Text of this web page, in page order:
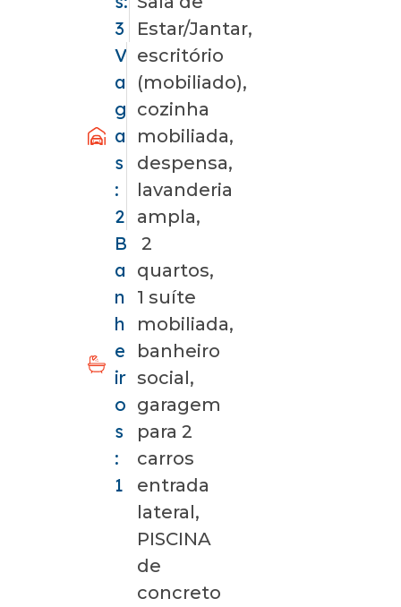
3
V
a
g
a
s
:
2
B
a
n
h
e
ir
o
s
:
1
Estar/Jantar,
escritório
(mobiliado),
cozinha
mobiliada,
despensa,
lavanderia
ampla,
2
quartos,
1 suíte
mobiliada,
banheiro
social,
garagem
para 2
carros
entrada
lateral,
PISCINA
de
concreto